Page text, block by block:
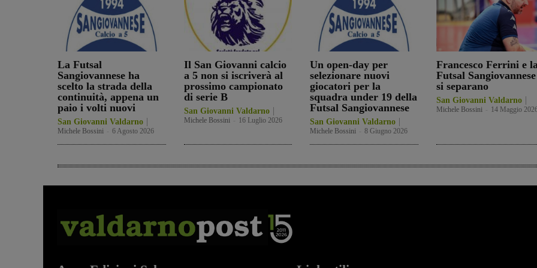
La Futsal
Sangiovannese ha
scelto la strada della
continuità, appena un
paio i volti nuovi
San Giovanni Valdarno
Michele Bossini 6 Agosto 2026
Il San Giovanni calcio
a 5 non si iscriverà al
prossimo campionato
di serie B
San Giovanni Valdarno
Michele Bossini 16 Luglio 2026
Un open-day per
selezionare nuovi
giocatori per la
squadra under 19 della
Futsal Sangiovannese
San Giovanni Valdarno
Michele Bossini 8 Giugno 2026
Francesco Ferrini e
Futsal Sangiovannese
si separano
San Giovanni Valdarno
Michele Bossini 14 Maggio